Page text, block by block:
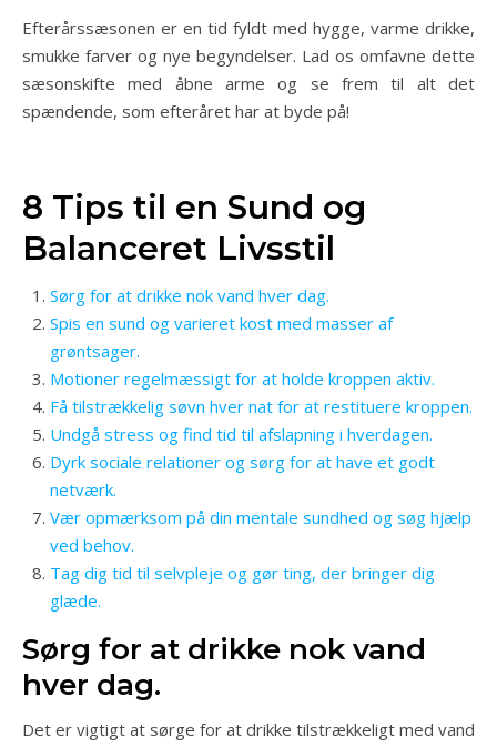
Efterårssæsonen er en tid fyldt med hygge, varme drikke,
smukke farver og nye begyndelser. Lad os omfavne dette
sæsonskifte med åbne arme og se frem til alt det
spændende, som efteråret har at byde på!
8 Tips til en Sund og
Balanceret Livsstil
Sørg for at drikke nok vand hver dag.
Spis en sund og varieret kost med masser af
grøntsager.
Motioner regelmæssigt for at holde kroppen aktiv.
Få tilstrækkelig søvn hver nat for at restituere kroppen.
Undgå stress og find tid til afslapning i hverdagen.
Dyrk sociale relationer og sørg for at have et godt
netværk.
Vær opmærksom på din mentale sundhed og søg hjælp
ved behov.
Tag dig tid til selvpleje og gør ting, der bringer dig
glæde.
Sørg for at drikke nok vand
hver dag.
Det er vigtigt at sørge for at drikke tilstrækkeligt med vand